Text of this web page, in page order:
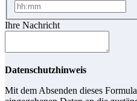
Ihre Nachricht
Datenschutzhinweis
Mit dem Absenden dieses